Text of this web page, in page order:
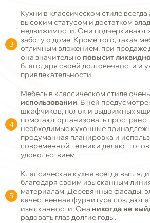
Кухни в классическом стиле
высоким статусом и достатком
недвижимости. Они подчеркивают
заботу о доме. Кроме того, такая
отличным вложением: при продаже
она значительно повысит
благодаря своей долговечности и
привлекательности.
Мебель в классическом стиле очень
использовании. В ней
шкафчиков, полок и выдвижных
помогают организовать
необходимые кухонные
продуманная планировка и
современной техники делают
удовольствием.
Классическая кухня всегда
благодаря своим изысканным
материалам. Деревянные фасады,
качественная фурнитура создают
изысканности. Она никогда не
радовать глаз долгие годы.